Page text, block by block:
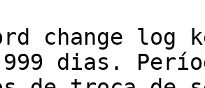
change
999 dias.